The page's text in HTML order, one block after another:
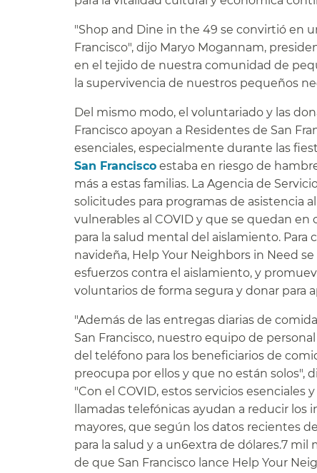
"Shop and Dine in the 49 se convirtió en
Francisco", dijo Maryo Mogannam,
en el tejido de nuestra comunidad de
la supervivencia de nuestros pequeños
Del mismo modo, el voluntariado y las
Francisco apoyan a Residentes de San
esenciales, especialmente durante las
San Francisco estaba en riesgo de
más a estas familias. La Agencia de
solicitudes para programas de asistencia
vulnerables al COVID y que se quedan
para la salud mental del aislamiento.
navideña, Help Your Neighbors in Need
esfuerzos contra el aislamiento, y
voluntarios de forma segura y donar para
"Además de las entregas diarias de
San Francisco, nuestro equipo de
del teléfono para los beneficiarios de
preocupa por ellos y que no están solos",
"Con el COVID, estos servicios
llamadas telefónicas ayudan a reducir
mayores, que según los datos recientes
para la salud y a un6extra de dólares.7
de que San Francisco lance Help Your